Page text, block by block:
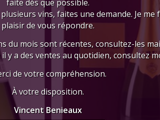
faite dès que possible.
vins, faites une demande. Je me
plaisir de vous répondre.
du mois sont récentes, consultez-les
y a des ventes au quotidien, consultez
de votre compréhension.
À votre disposition.
Vincent Benieaux